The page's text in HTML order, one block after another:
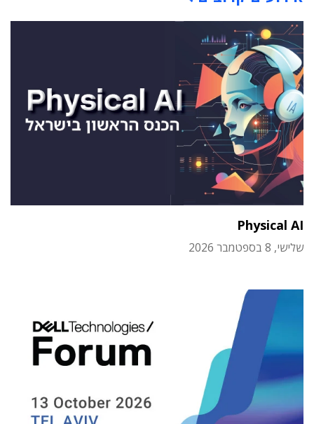
Physical AI
שלישי, 8 בספטמבר 2026